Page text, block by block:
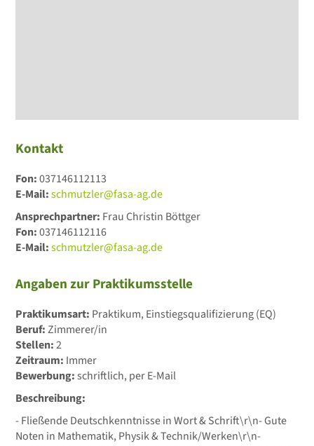
Kontakt
Fon:037146112113
E-Mail:schmutzler@fasa-ag.de
Ansprechpartner: Frau Christin Böttger
Fon:037146112116
E-Mail:schmutzler@fasa-ag.de
Angaben zur Praktikumsstelle
Praktikumsart: Praktikum, Einstiegsqualifizierung (EQ)
Beruf:Zimmerer/in
Stellen:2
Zeitraum: Immer
Bewerbung:schriftlich, per E-Mail
Beschreibung:
- Fließende Deutschkenntnisse in Wort & Schrift\r\n- Gute
Noten in Mathematik, Physik & Technik/Werken\r\n-